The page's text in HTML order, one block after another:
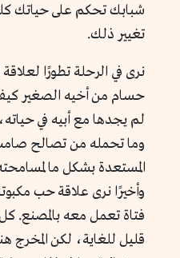
شبابك تحكم على حياتك
تغيير ذلك.
نرى في الرحلة تطورًا
حسام من أخيه الصغير كيف
لم يجدها مع أبيه في
وما تحمله من تصالح
المستعدة بشكل ما
وأخيرًا نرى علاقة حب
فتاة تعمل معه بالمصنع.
قليل للغاية، لكن